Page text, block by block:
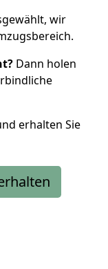
wir
Dann holen
erhalten Sie